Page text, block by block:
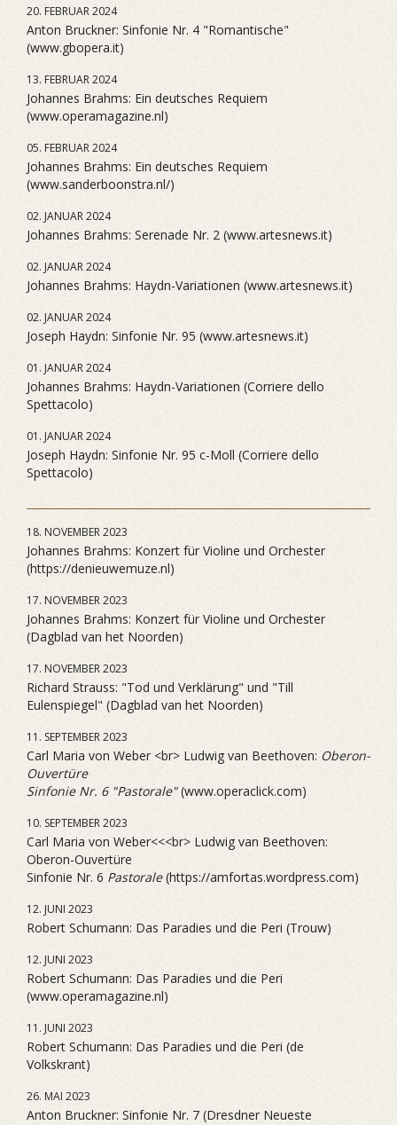
20. FEBRUAR 2024
Anton Bruckner: Sinfonie Nr. 4 "Romantische"
(www.gbopera.it)
13. FEBRUAR 2024
Johannes Brahms: Ein deutsches Requiem
(www.operamagazine.nl)
05. FEBRUAR 2024
Johannes Brahms: Ein deutsches Requiem
(www.sanderboonstra.nl/)
02. JANUAR 2024
Johannes Brahms: Serenade Nr. 2 (www.artesnews.it)
02. JANUAR 2024
Johannes Brahms: Haydn-Variationen (www.artesnews.it)
02. JANUAR 2024
Joseph Haydn: Sinfonie Nr. 95 (www.artesnews.it)
01. JANUAR 2024
Johannes Brahms: Haydn-Variationen (Corriere dello
Spettacolo)
01. JANUAR 2024
Joseph Haydn: Sinfonie Nr. 95 c-Moll (Corriere dello
Spettacolo)
18. NOVEMBER 2023
Johannes Brahms: Konzert für Violine und Orchester
(https://denieuwemuze.nl)
17. NOVEMBER 2023
Johannes Brahms: Konzert für Violine und Orchester
(Dagblad van het Noorden)
17. NOVEMBER 2023
Richard Strauss: "Tod und Verklärung" und "Till
Eulenspiegel" (Dagblad van het Noorden)
11. SEPTEMBER 2023
Carl Maria von Weber <br> Ludwig van Beethoven: Oberon-
Ouvertüre
Sinfonie Nr. 6 "Pastorale"(www.operaclick.com)
10. SEPTEMBER 2023
Carl Maria von Weber<<<br> Ludwig van Beethoven:
Oberon-Ouvertüre
Sinfonie Nr. 6 Pastorale(https://amfortas.wordpress.com)
12. JUNI 2023
Robert Schumann: Das Paradies und die Peri (Trouw)
12. JUNI 2023
Robert Schumann: Das Paradies und die Peri
(www.operamagazine.nl)
11. JUNI 2023
Robert Schumann: Das Paradies und die Peri (de
Volkskrant)
26. MAI 2023
Anton Bruckner: Sinfonie Nr. 7 (Dresdner Neueste